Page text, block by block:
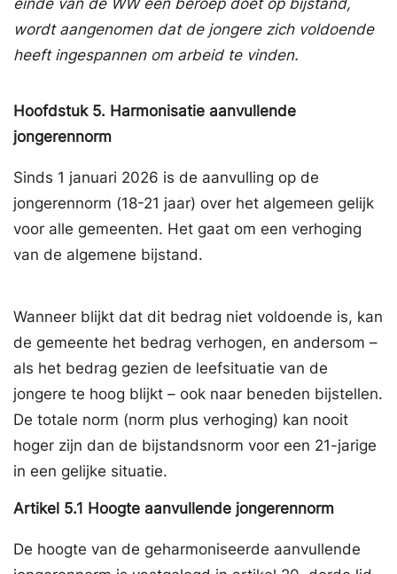
einde van de WW een beroep doet op bijstand,
wordt aangenomen dat de jongere zich voldoende
heeft ingespannen om arbeid te vinden.
Hoofdstuk 5. Harmonisatie aanvullende
jongerennorm
Sinds 1 januari 2026 is de aanvulling op de
jongerennorm (18-21 jaar) over het algemeen gelijk
voor alle gemeenten. Het gaat om een verhoging
van de algemene bijstand.
Wanneer blijkt dat dit bedrag niet voldoende is, kan
de gemeente het bedrag verhogen, en andersom –
als het bedrag gezien de leefsituatie van de
jongere te hoog blijkt – ook naar beneden bijstellen.
De totale norm (norm plus verhoging) kan nooit
hoger zijn dan de bijstandsnorm voor een 21-jarige
in een gelijke situatie.
Artikel 5.1 Hoogte aanvullende jongerennorm
De hoogte van de geharmoniseerde aanvullende